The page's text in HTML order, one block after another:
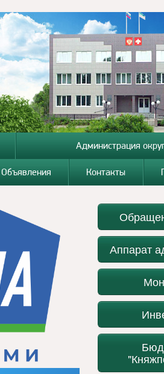
Администрация
Объявления Контакты
Аппарат